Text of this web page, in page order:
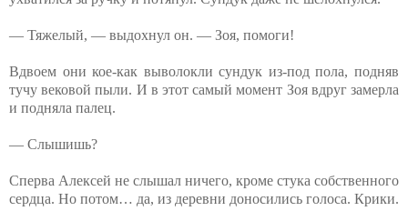
— Тяжелый, — выдохнул он. — Зоя, помоги!
Вдвоем они кое-как выволокли сундук из-под пола, подняв
тучу вековой пыли. И в этот самый момент Зоя вдруг замерла
и подняла палец.
— Слышишь?
Сперва Алексей не слышал ничего, кроме стука собственного
сердца. Но потом… да, из деревни доносились голоса. Крики.